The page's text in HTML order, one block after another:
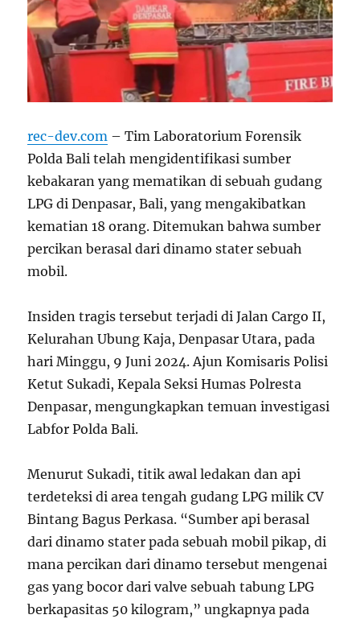
rec-dev.com – Tim Laboratorium Forensik
Polda Bali telah mengidentifikasi sumber
kebakaran yang mematikan di sebuah gudang
LPG di Denpasar, Bali, yang mengakibatkan
kematian 18 orang. Ditemukan bahwa sumber
percikan berasal dari dinamo stater sebuah
mobil.
Insiden tragis tersebut terjadi di Jalan Cargo II,
Kelurahan Ubung Kaja, Denpasar Utara, pada
hari Minggu, 9 Juni 2024. Ajun Komisaris Polisi
Ketut Sukadi, Kepala Seksi Humas Polresta
Denpasar, mengungkapkan temuan investigasi
Labfor Polda Bali.
Menurut Sukadi, titik awal ledakan dan api
terdeteksi di area tengah gudang LPG milik CV
Bintang Bagus Perkasa. “Sumber api berasal
dari dinamo stater pada sebuah mobil pikap, di
mana percikan dari dinamo tersebut mengenai
gas yang bocor dari valve sebuah tabung LPG
berkapasitas 50 kilogram,” ungkapnya pada